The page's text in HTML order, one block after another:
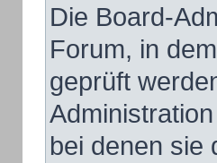
Die Board-
Forum, in
geprüft
bei denen sie